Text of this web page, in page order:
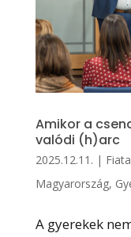
Amikor a
valódi (h)arc
2025.12.11. |
Magyarország,
A gyerekek